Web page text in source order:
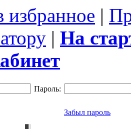
избранное |
| На
Пароль:
Забыл пароль